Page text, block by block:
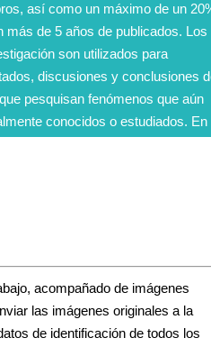
así como un máximo de un
más de 5 años de publicados. Los
son utilizados para
discusiones y conclusiones
pesquisan fenómenos que aún
conocidos o estudiados. En
acompañado de imágenes
las imágenes originales a la
de identificación de todos los